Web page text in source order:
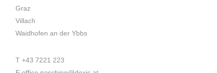
Graz
Villach
Waidhofen an der Ybbs
T +43 7221 223